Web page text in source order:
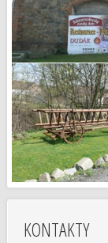
KONTAKTY